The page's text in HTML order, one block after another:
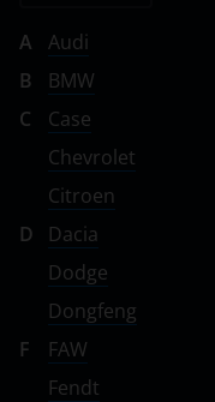
A
Audi
B
BMW
C
Case
Chevrolet
Citroen
D
Dacia
Dodge
Dongfeng
F
FAW
Fendt